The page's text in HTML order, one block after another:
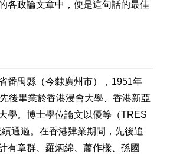
各政論文章中，便是這句話的最佳
番禺縣（今隸廣州市），1951年
後畢業於香港浸會大學、香港新亞
學。博士學位論文以優等（TRES
通過。在香港肄業期間，先後追
有章群、羅炳綿、蕭作樑、孫國